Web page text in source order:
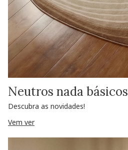
Neutros nada básicos
Descubra as novidades!
Vem ver